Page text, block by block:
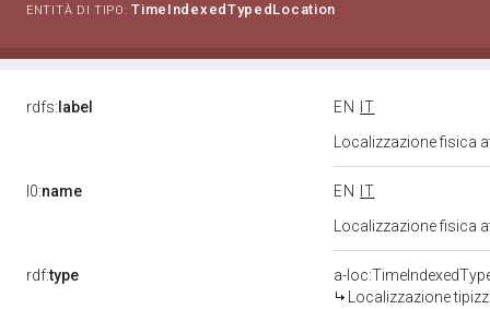
ENTITÀ DI TIPO: TimeIndexedTypedLocation
rdfs: label EN
IT
Localizzazione fisica
l0:name EN
IT
Localizzazione fisica
rdf:type
a-
Localizzazione